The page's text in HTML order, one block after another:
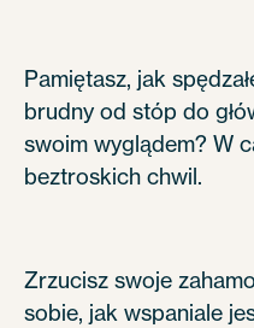
Pamiętasz, jak
brudny od stóp do
swoim wyglądem? W
beztroskich chwil.
Zrzucisz swoje
sobie, jak wspaniale